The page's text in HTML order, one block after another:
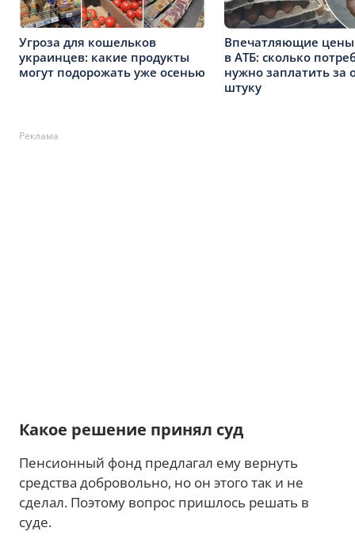
Угроза для кошельков
украинцев: какие продукты
могут подорожать уже осенью
Впечатляющие
в АТБ: сколько
нужно заплатить за
штуку
Реклама
Какое решение принял суд
Пенсионный фонд предлагал ему вернуть
средства добровольно, но он этого так и не
сделал. Поэтому вопрос пришлось решать в
суде.